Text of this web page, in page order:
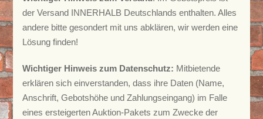
der Versand INNERHALB Deutschlands enthalten. Alles
andere bitte gesondert mit uns abklären, wir werden eine
Lösung finden!
Wichtiger Hinweis zum Datenschutz: Mitbietende
erklären sich einverstanden, dass ihre Daten (Name,
Anschrift, Gebotshöhe und Zahlungseingang) im Falle
eines ersteigerten Auktion-Pakets zum Zwecke der